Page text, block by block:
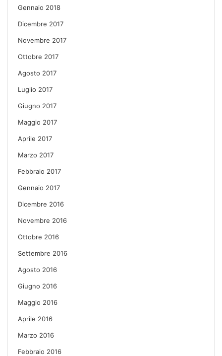
Gennaio 2018
Dicembre 2017
Novembre 2017
Ottobre 2017
Agosto 2017
Luglio 2017
Giugno 2017
Maggio 2017
Aprile 2017
Marzo 2017
Febbraio 2017
Gennaio 2017
Dicembre 2016
Novembre 2016
Ottobre 2016
Settembre 2016
Agosto 2016
Giugno 2016
Maggio 2016
Aprile 2016
Marzo 2016
Febbraio 2016